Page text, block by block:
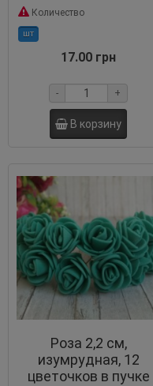
Количество
шт
17.00 грн
- +
В корзину
Роза 2,2 см,
изумрудная, 12
цветочков в пучке